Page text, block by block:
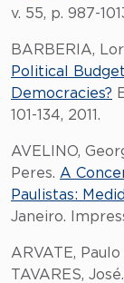
v. 55, p. 987-
BARBERIA,
Political
Democracies?
101-134, 2011.
AVELINO,
Peres. A
Paulistas:
Janeiro.
ARVATE,
TAVARES, José.